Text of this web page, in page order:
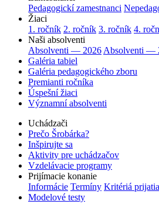
Pedagogickí zamestnanci
Žiaci
1. ročník 2. ročník 3. ročník 4.
Naši absolventi
Absolventi — 2026 Absolventi —
Galéria tabiel
Galéria pedagogického zboru
Premianti ročníka
Úspešní žiaci
Významní absolventi
Uchádzači
Prečo Šrobárka?
Inšpirujte sa
Aktivity pre uchádzačov
Vzdelávacie programy
Prijímacie konanie
Informácie Termíny Kritériá prijatia
Modelové testy